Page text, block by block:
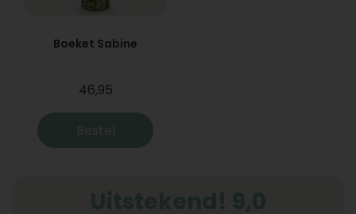
Boeket Sabine
46,95
Bestel